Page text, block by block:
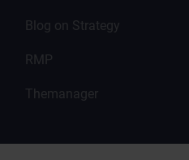
Blog on Strategy
RMP
Themanager